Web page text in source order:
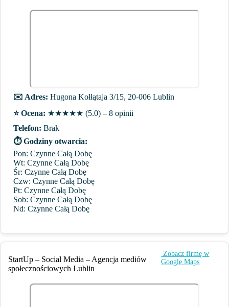
✉️ Adres: Hugona Kołłątaja 3/15, 20-006 Lublin
⭐️ Ocena: ★★★★★ (5.0) – 8 opinii
Telefon: Brak
⏱ Godziny otwarcia:
Pon: Czynne Całą Dobę
Wt: Czynne Całą Dobę
Śr: Czynne Całą Dobę
Czw: Czynne Całą Dobę
Pt: Czynne Całą Dobę
Sob: Czynne Całą Dobę
Nd: Czynne Całą Dobę
StartUp – Social Media – Agencja mediów
społecznościowych Lublin
️ Zobacz firmę w
Google Maps